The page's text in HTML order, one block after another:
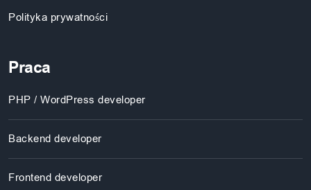
Polityka prywatności
Praca
PHP / WordPress developer
Backend developer
Frontend developer